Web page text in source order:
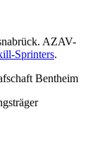
AZAV-
Sprinters.
Bentheim